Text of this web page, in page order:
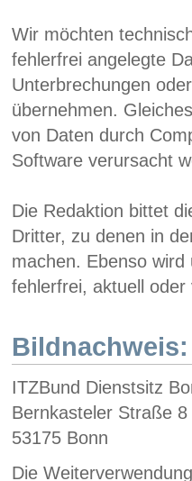
Wir möchten
fehlerfrei angelegte
Unterbrechungen
übernehmen.
von Daten durch
Software verursacht
Die Redaktion bittet
Dritter, zu denen in
machen. Ebenso
fehlerfrei, aktuell oder
Bildnachweis:
ITZBund Dienstsitz
Bernkasteler Straße 8
53175 Bonn
Die